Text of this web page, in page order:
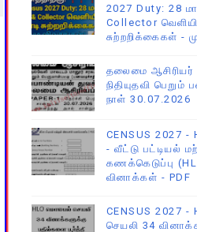
2027 Duty: 28
Collector
சுற்றறிக்கைகள் -
தலைமை ஆசிரியர்
நிதியுதவி
நாள் 30.07.2026
CENSUS 2027 -
- வீட்டு பட்டியல்
கணக்கெடுப்பு
வினாக்கள் - PDF
CENSUS 2027
செயலி 34